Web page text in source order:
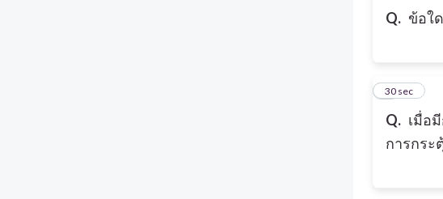
Q. ข้อใ
Q. เมื่อ
การกร
2
30 sec